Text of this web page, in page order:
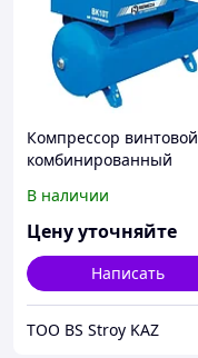
Компрессор винтовой
комбинированный
В наличии
Цену уточняйте
Написать
ТОО BS Stroy KAZ